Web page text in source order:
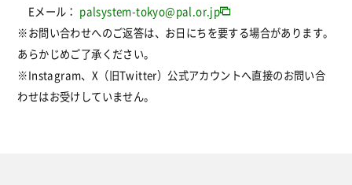
Eメール： palsystem-tokyo@pal.or.jp
※お問い合わせへのご返答は、お日にちを要する場合があります。
あらかじめご了承ください。
※Instagram、X（旧Twitter）公式アカウントへ直接のお問い合
わせはお受けしていません。